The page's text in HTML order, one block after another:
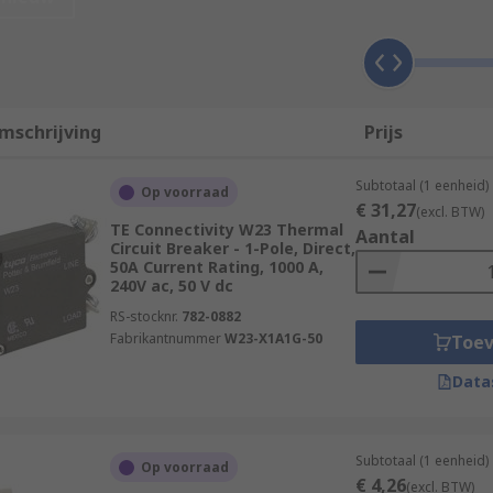
overcurrent than a simple fuse. Fuses simply
to break the flow of current in automotive circuits, in
for smaller overcurrents over a longer period of time,
will be a small overcurrent each time the engine is
for?
in distribution boards. They make up part of the
for?
Prijs
Op voorraad
TE Connectivity W23 Thermal
Circuit Breaker - 1-Pole, Direct,
50A Current Rating, 1000 A,
240V ac, 50 V dc
RS-stocknr. 782-0882
FabrikantnummerW23-X1A1G-50
Subtotaal (1 eenheid)
€ 31,27(excl. BTW)
Aantal
Op voorraad Subtotaal (1 eenheid)
€ 4,26(excl. BTW)